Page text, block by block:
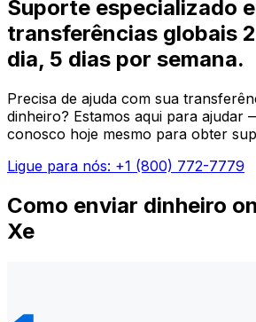
Suporte especializado
transferências globais
dia, 5 dias por semana.
Precisa de ajuda com sua
dinheiro? Estamos aqui para ajudar
conosco hoje mesmo para obter
Ligue para nós: +1 (800) 772-7779
Como enviar dinheiro
Xe